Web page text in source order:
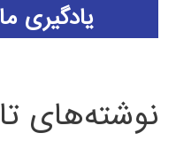
یادگیری
نوشته‌های